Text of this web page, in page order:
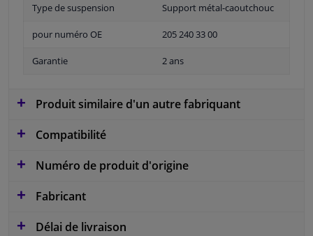
Type de suspension Support métal-caoutchouc
pour numéro OE 205 240 33 00
Garantie 2 ans
Produit similaire d'un autre fabriquant
Compatibilité
Numéro de produit d'origine
Fabricant
Délai de livraison